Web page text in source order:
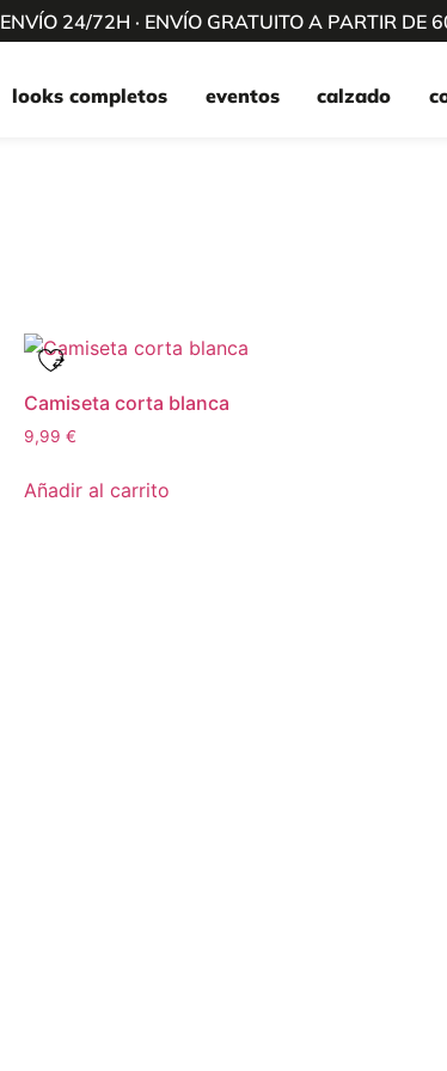
ENVÍO 24/72H · ENVÍO GRATUITO A PARTIR DE
looks completos eventos calzado
Camiseta corta blanca
9,99 €
Añadir al carrito